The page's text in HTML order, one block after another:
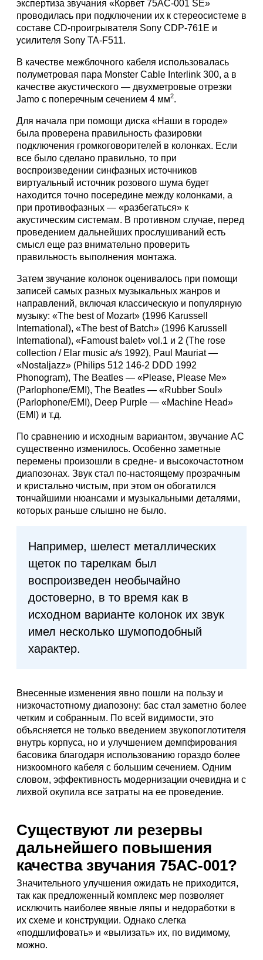
экспертиза звучания «Корвет 75АС-001 SE»
проводилась при подключении их к стереосистеме в
составе CD-проигрывателя Sony CDP-761E и
усилителя Sony TA-F511.
В качестве межблочного кабеля использовалась
полуметровая пара Monster Cable Interlink 300, а в
качестве акустического — двухметровые отрезки
Jamo с поперечным сечением 4 мм2.
Для начала при помощи диска «Наши в городе»
была проверена правильность фазировки
подключения громкоговорителей в колонках. Если
все было сделано правильно, то при
воспроизведении синфазных источников
виртуальный источник розового шума будет
находится точно посередине между колонками, а
при противофазных — «разбегаться» к
акустическим системам. В противном случае, перед
проведением дальнейших прослушиваний есть
смысл еще раз внимательно проверить
правильность выполнения монтажа.
Затем звучание колонок оценивалось при помощи
записей самых разных музыкальных жанров и
направлений, включая классическую и популярную
музыку: «The best of Mozart» (1996 Karussell
International), «The best of Batch» (1996 Karussell
International), «Famoust balet» vol.1 и 2 (The rose
collection / Elar music a/s 1992), Paul Mauriat —
«Nostaljazz» (Philips 512 146-2 DDD 1992
Phonogram), The Beatles — «Please, Please Me»
(Parlophone/EMI), The Beatles — «Rubber Soul»
(Parlophone/EMI), Deep Purple — «Machine Head»
(EMI) и т.д.
По сравнению и исходным вариантом, звучание АС
существенно изменилось. Особенно заметные
перемены произошли в средне- и высокочастотном
диапозонах. Звук стал по-настоящему прозрачным
и кристально чистым, при этом он обогатился
тончайшими нюансами и музыкальными деталями,
которых раньше слышно не было.
Например, шелест металлических
щеток по тарелкам был
воспроизведен необычайно
достоверно, в то время как в
исходном варианте колонок их звук
имел несколько шумоподобный
характер.
Внесенные изменения явно пошли на пользу и
низкочастотному диапозону: бас стал заметно более
четким и собранным. По всей видимости, это
объясняется не только введением звукопоглотителя
внутрь корпуса, но и улучшением демпфирования
басовика благодаря использованию гораздо более
низкоомного кабеля с большим сечением. Одним
словом, эффективность модернизации очевидна и с
лихвой окупила все затраты на ее проведение.
Существуют ли резервы
дальнейшего повышения
качества звучания 75АС-001?
Значительного улучшения ожидать не приходится,
так как предложенный комплекс мер позволяет
исключить наиболее явные ляпы и недоработки в
их схеме и конструкции. Однако слегка
«подшлифовать» и «вылизать» их, по видимому,
можно.